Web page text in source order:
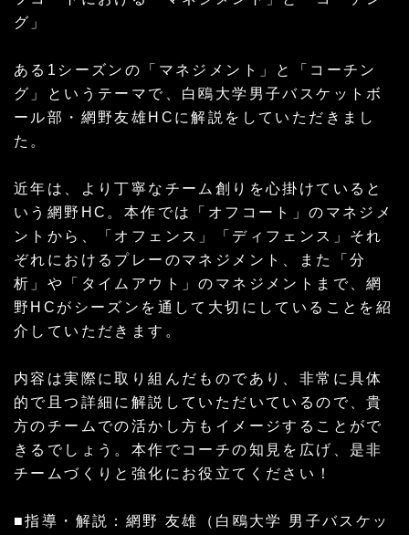
グ」
ある1シーズンの「マネジメント」と「コーチン
グ」というテーマで、白鴎大学男子バスケットボ
ール部・網野友雄HCに解説をしていただきまし
た。
近年は、より丁寧なチーム創りを心掛けていると
いう網野HC。本作では「オフコート」のマネジメ
ントから、「オフェンス」「ディフェンス」それ
ぞれにおけるプレーのマネジメント、また「分
析」や「タイムアウト」のマネジメントまで、網
野HCがシーズンを通して大切にしていることを紹
介していただきます。
内容は実際に取り組んだものであり、非常に具体
的で且つ詳細に解説していただいているので、貴
方のチームでの活かし方もイメージすることがで
きるでしょう。本作でコーチの知見を広げ、是非
チームづくりと強化にお役立てください！
■指導・解説：網野 友雄（白鴎大学 男子バスケッ